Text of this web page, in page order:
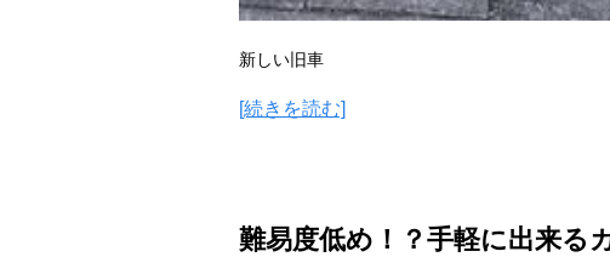
新しい旧車
[続きを読む]
難易度低め！？手軽に出来る